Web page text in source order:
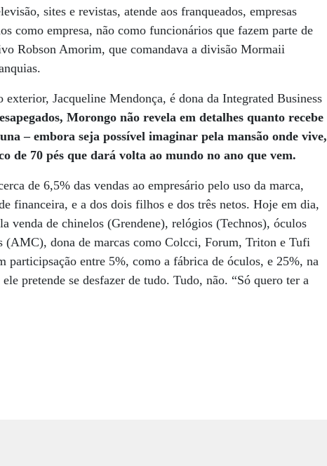
sites e revistas, atende aos franqueados, empresas
como empresa, não como funcionários que fazem parte de
Robson Amorim, que comandava a divisão Mormaii
Jacqueline Mendonça, é dona da Integrated Business
Morongo não revela em detalhes quanto recebe
– embora seja possível imaginar pela mansão onde vive,
de 70 pés que dará volta ao mundo no ano que vem.
de 6,5% das vendas ao empresário pelo uso da marca,
financeira, e a dos dois filhos e dos três netos. Hoje em dia,
venda de chinelos (Grendene), relógios (Technos), óculos
(AMC), dona de marcas como Colcci, Forum, Triton e Tufi
entre 5%, como a fábrica de óculos, e 25%, na
pretende se desfazer de tudo. Tudo, não. “Só quero ter a